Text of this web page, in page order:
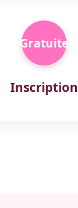
Gratuite
Inscription